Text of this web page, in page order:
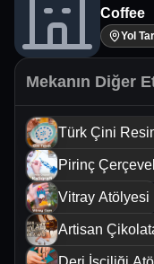
Coffee
Yol
Mekanın Diğer
Türk Çini
Pirinç
Sanatı Atölyesi
Vitray Atölyesi
Artisan